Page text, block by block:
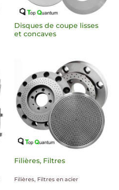
Disques de coupe lisses
et concaves
Filières, Filtres
Filières, Filtres en acier